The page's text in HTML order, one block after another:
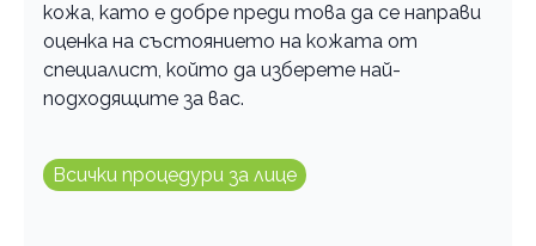
кожа, като е добре преди това да се направи
оценка на състоянието на кожата от
специалист, който да изберете най-
подходящите за вас.
Всички процедури за лице